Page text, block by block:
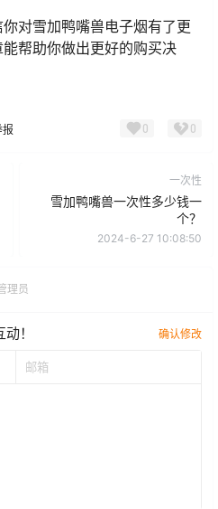
对雪加鸭嘴兽电子烟有了更
帮助你做出更好的购买决
报 0 0
一次性
雪加鸭嘴兽一次性多少钱一
个？
2024-6-27 10:08:50
理员
！ 确认修改